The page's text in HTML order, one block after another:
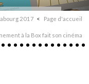
2017 Page d'accueil
à la Box fait son cinéma